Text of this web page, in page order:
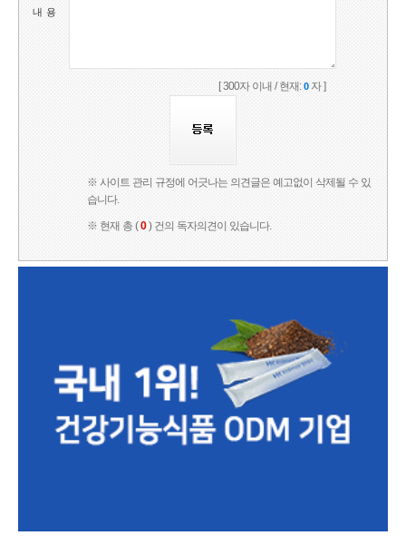
내 용
[ 300자 이내 / 현재:0자 ]
※ 사이트 관리 규정에 어긋나는 의견글은 예고없이 삭제될 수 있
습니다.
※ 현재 총 (0) 건의 독자의견이 있습니다.